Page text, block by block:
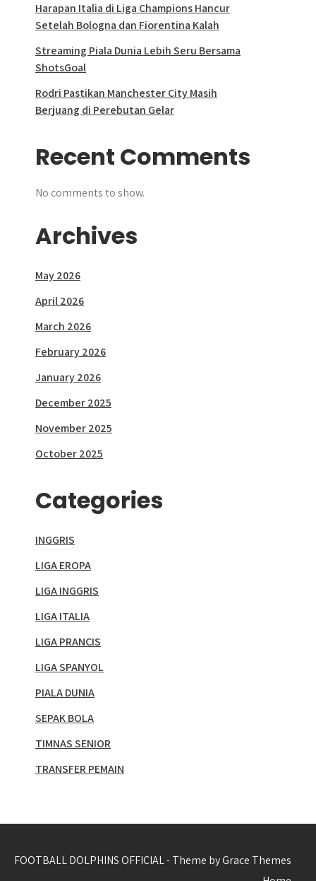
Harapan Italia di Liga Champions Hancur
Setelah Bologna dan Fiorentina Kalah
Streaming Piala Dunia Lebih Seru Bersama
ShotsGoal
Rodri Pastikan Manchester City Masih
Berjuang di Perebutan Gelar
Recent Comments
No comments to show.
Archives
May 2026
April 2026
March 2026
February 2026
January 2026
December 2025
November 2025
October 2025
Categories
INGGRIS
LIGA EROPA
LIGA INGGRIS
LIGA ITALIA
LIGA PRANCIS
LIGA SPANYOL
PIALA DUNIA
SEPAK BOLA
TIMNAS SENIOR
TRANSFER PEMAIN
FOOTBALL DOLPHINS OFFICIAL - Theme by Grace Themes